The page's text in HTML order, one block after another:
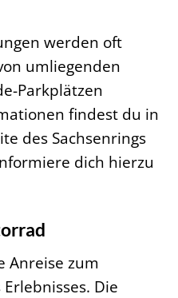
werden oft
umliegenden
Parkplätzen
findest du in
des Sachsenrings
dich hierzu
Anreise zum
Die